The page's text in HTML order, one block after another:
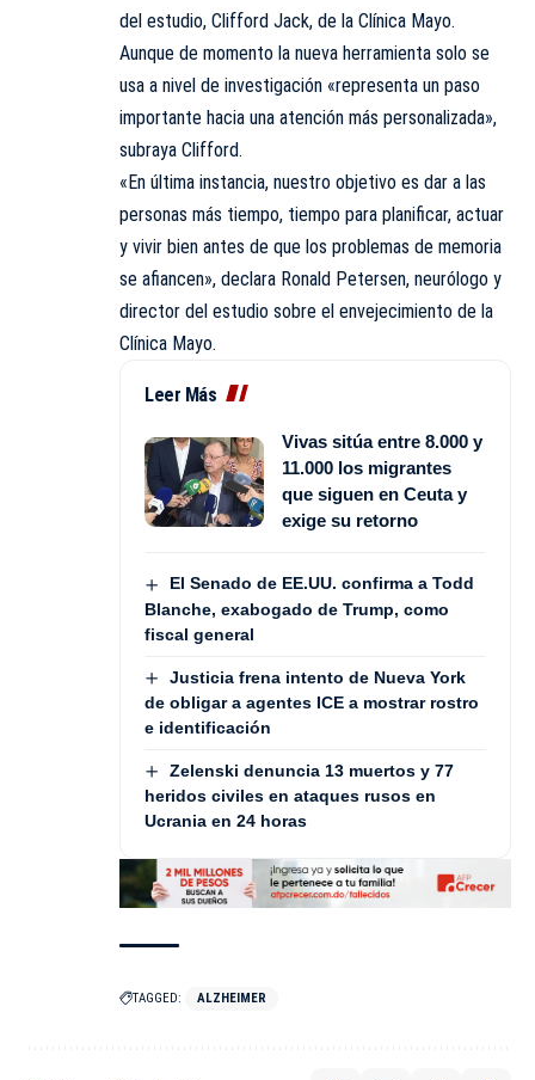
del estudio, Clifford Jack, de la Clínica Mayo.
Aunque de momento la nueva herramienta solo se
usa a nivel de investigación «representa un paso
importante hacia una atención más personalizada»,
subraya Clifford.
«En última instancia, nuestro objetivo es dar a las
personas más tiempo, tiempo para planificar, actuar
y vivir bien antes de que los problemas de memoria
se afiancen», declara Ronald Petersen, neurólogo y
director del estudio sobre el envejecimiento de la
Clínica Mayo.
Leer Más
Vivas sitúa entre 8.000 y
11.000 los migrantes
que siguen en Ceuta y
exige su retorno
El Senado de EE.UU. confirma a Todd
Blanche, exabogado de Trump, como
fiscal general
Justicia frena intento de Nueva York
de obligar a agentes ICE a mostrar rostro
e identificación
Zelenski denuncia 13 muertos y 77
heridos civiles en ataques rusos en
Ucrania en 24 horas
TAGGED: ALZHEIMER